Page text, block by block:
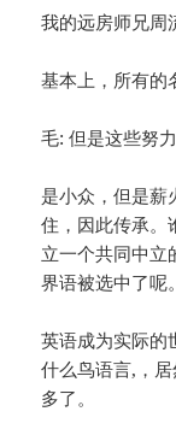
我的远房师兄周
基本上，所有的
毛: 但是这些努
是小众，但是薪
住，因此传承。
立一个共同中立
界语被选中了呢。
英语成为实际的
什么鸟语言,，
多了。